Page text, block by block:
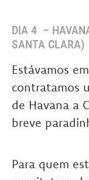
DIA 4 –
SANTA CLARA)
Estávamos
contratamos
de Havana a
breve
Para quem